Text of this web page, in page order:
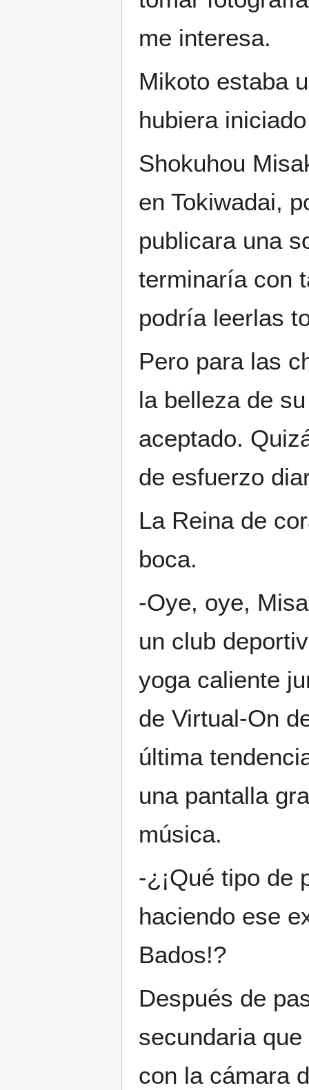
me interesa.
Mikoto estaba
hubiera
Shokuhou
en Tokiwadai,
publicara una
terminaría con
podría leerlas
Pero para las
la belleza de
aceptado.
de esfuerzo
La Reina de
boca.
-Oye, oye,
un club
yoga caliente
de Virtual-On
última
una pantalla
música.
-¿¡Qué tipo de
haciendo ese
Bados!?
Después de
secundaria
con la cámara